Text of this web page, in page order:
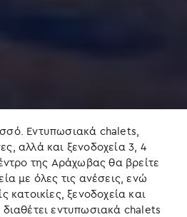
Εντυπωσιακά chalets,
αλλά και ξενοδοχεία 3, 4
της Αράχωβας θα βρείτε
με όλες τις ανέσεις, ενώ
κατοικίες, ξενοδοχεία και
εντυπωσιακά chalets